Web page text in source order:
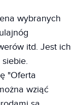
wybranych
itd. Jest ich
"Oferta
wziąć